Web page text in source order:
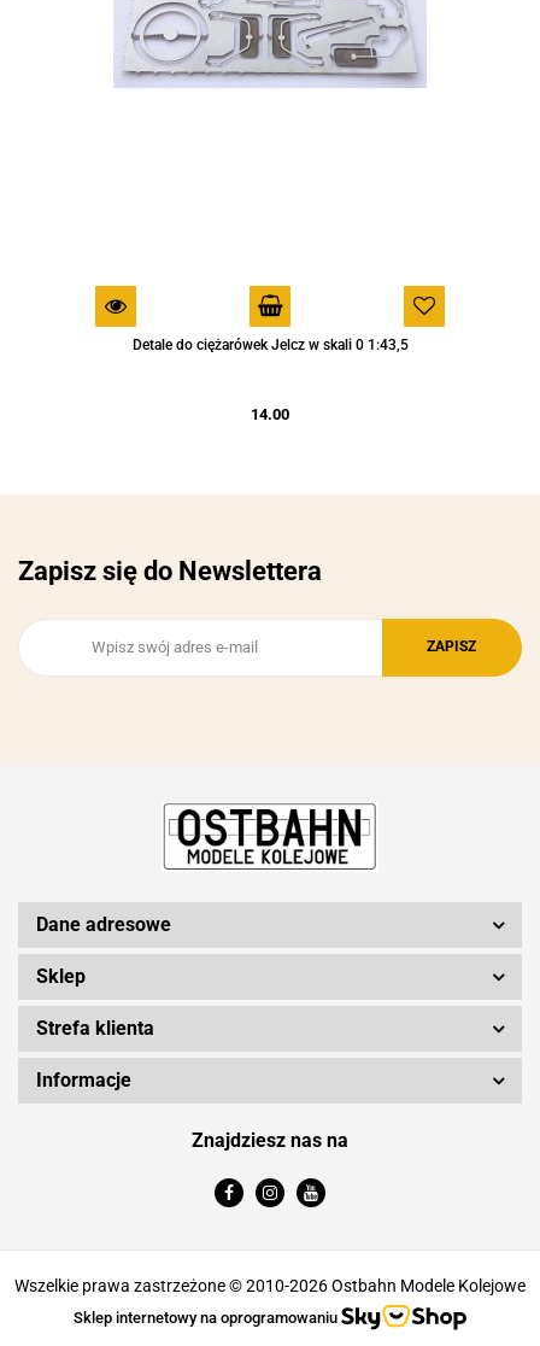
Detale do ciężarówek Jelcz w skali 0 1:43,5
14.00
Zapisz się do Newslettera
Dane adresowe
Sklep
Strefa klienta
Informacje
Znajdziesz nas na
Wszelkie prawa zastrzeżone © 2010-2026 Ostbahn Modele Kolejowe
Sklep internetowy na oprogramowaniu